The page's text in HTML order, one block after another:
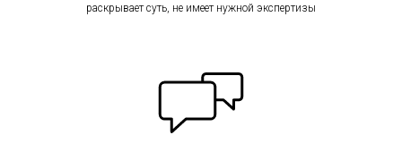
раскрывает суть, не имеет нужной экспертизы